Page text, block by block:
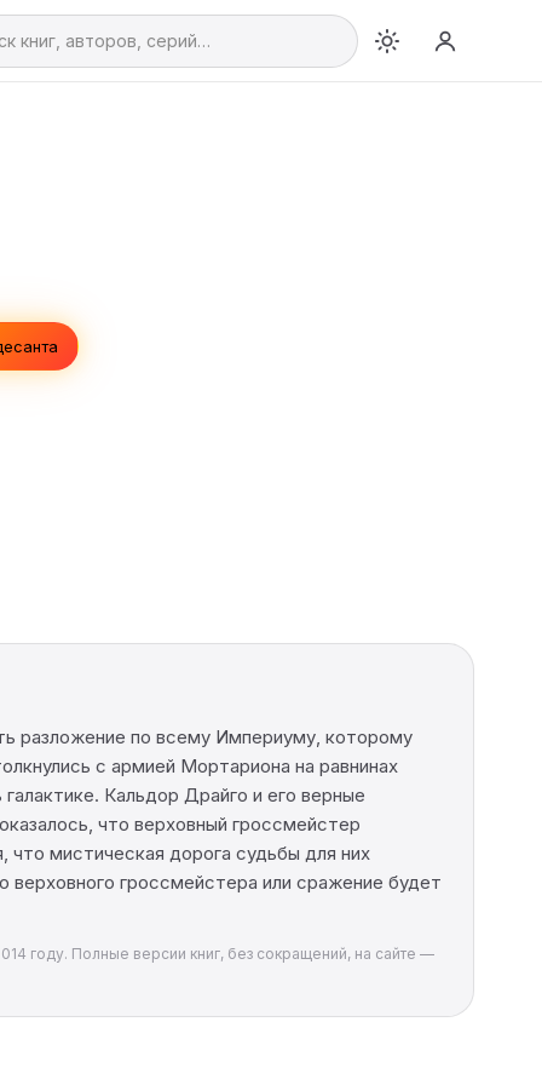
разложение по всему Империуму, которому
с армией Мортариона на равнинах
Кальдор Драйго и его верные
что верховный гроссмейстер
мистическая дорога судьбы для них
гроссмейстера или сражение будет
году. Полные версии книг, без сокращений, на сайте —